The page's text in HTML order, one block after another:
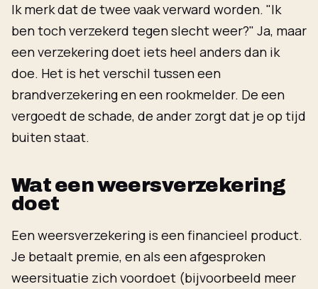
Ik merk dat de twee vaak verward worden. "Ik
ben toch verzekerd tegen slecht weer?" Ja, maar
een verzekering doet iets heel anders dan ik
doe. Het is het verschil tussen een
brandverzekering en een rookmelder. De een
vergoedt de schade, de ander zorgt dat je op tijd
buiten staat.
Wat een weersverzekering
doet
Een weersverzekering is een financieel product.
Je betaalt premie, en als een afgesproken
weersituatie zich voordoet (bijvoorbeeld meer